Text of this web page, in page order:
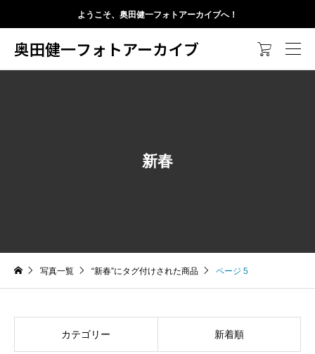
ようこそ、奥田健一フォトアーカイブへ！
奥田健一フォトアーカイブ 
新春
写真一覧 “新春”にタグ付けされた商品 ページ 5
カテゴリー 新着順